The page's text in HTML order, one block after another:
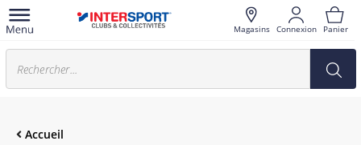
Magasins Connexion Panier
Accueil